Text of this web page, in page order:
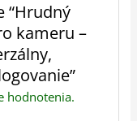
“Hrudný
kameru –
hodnotenia.